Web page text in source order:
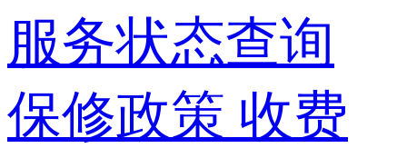
服务状态查询
保修政策 收费